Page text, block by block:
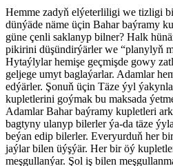
Hemme zadyň elýeterliligi we tizligi
dünýäde näme üçin Bahar baýramy
güne çenli saklanyp bilner? Halk
pikirini düşündirýärler we “planylyň
Hytaýlylar hemişe geçmişde gowy
geljege umyt baglaýarlar. Adamlar
edýärler. Şonuň üçin Täze ýyl
kupletlerini goýmak bu maksada
Adamlar Bahar baýramy kupletleri
bagtyny ulanyp bilerler ýa-da täze
beýan edip bilerler. Everyurduň her
jaýlar bilen üýşýär. Her bir öý
meşgullanýar. Şol iş bilen